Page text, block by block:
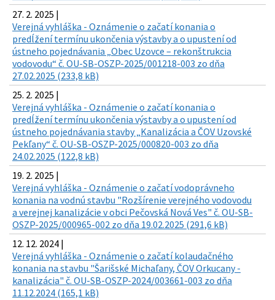
27. 2. 2025 |
Verejná vyhláška - Oznámenie o začatí konania o
predĺžení termínu ukončenia výstavby a o upustení od
ústneho pojednávania „Obec Uzovce – rekonštrukcia
vodovodu“ č. OU-SB-OSZP-2025/001218-003 zo dňa
27.02.2025 (233,8 kB)
25. 2. 2025 |
Verejná vyhláška - Oznámenie o začatí konania o
predĺžení termínu ukončenia výstavby a o upustení od
ústneho pojednávania stavby „Kanalizácia a ČOV Uzovské
Pekľany“ č. OU-SB-OSZP-2025/000820-003 zo dňa
24.02.2025 (122,8 kB)
19. 2. 2025 |
Verejná vyhláška - Oznámenie o začatí vodoprávneho
konania na vodnú stavbu "Rozšírenie verejného vodovodu
a verejnej kanalizácie v obci Pečovská Nová Ves" č. OU-SB-
OSZP-2025/000965-002 zo dňa 19.02.2025 (291,6 kB)
12. 12. 2024 |
Verejná vyhláška - Oznámenie o začatí kolaudačného
konania na stavbu "Šarišské Michaľany, ČOV Orkucany -
kanalizácia" č. OU-SB-OSZP-2024/003661-003 zo dňa
11.12.2024 (165,1 kB)